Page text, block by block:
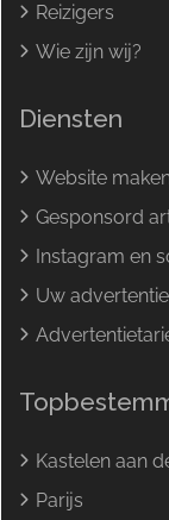
Reizigers
Wie zijn wij?
Diensten
Website
Gesponsord
Instagram en
Uw advertentie
Kastelen aan
Parijs